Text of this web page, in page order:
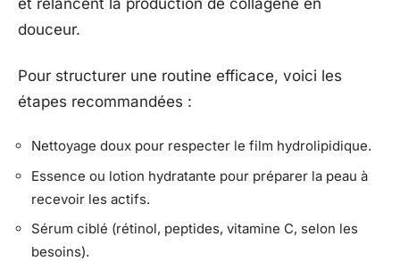
et relancent la production de collagène en
douceur.
Pour structurer une routine efficace, voici les
étapes recommandées :
Nettoyage doux pour respecter le film hydrolipidique.
Essence ou lotion hydratante pour préparer la peau à
recevoir les actifs.
Sérum ciblé (rétinol, peptides, vitamine C, selon les
besoins).